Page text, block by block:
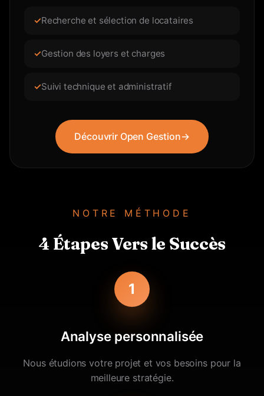
Recherche et sélection de locataires
Gestion des loyers et charges
Suivi technique et administratif
Découvrir Open Gestion→
NOTRE MÉTHODE
4 Étapes Vers le Succès
1
Analyse personnalisée
Nous étudions votre projet et vos besoins pour la
meilleure stratégie.